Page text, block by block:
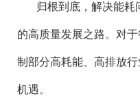
归根到底，解决能耗
的高质量发展之路。对
制部分高耗能、高排放
机遇。